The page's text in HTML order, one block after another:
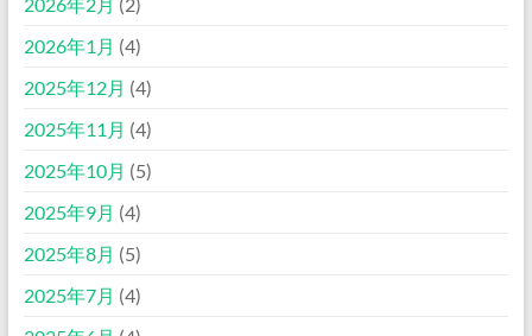
2026年1月 (4)
2025年12月 (4)
2025年11月 (4)
2025年10月 (5)
2025年9月 (4)
2025年8月 (5)
2025年7月 (4)